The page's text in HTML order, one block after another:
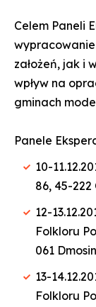
Celem Paneli
założeń, jak i
wpływ na
gminach
Panele
10-
86, 45-222
12-
Folkloru
061
13-
Folkloru